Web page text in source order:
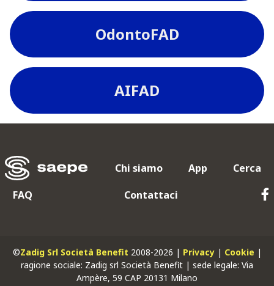
OdontoFAD
AIFAD
Chi siamo App
Cerca
FAQ
Contattaci
©Zadig Srl Società Benefit 2008-2026 | Privacy| Cookie |
ragione sociale: Zadig srl Società Benefit | sede legale: Via
Ampère, 59 CAP 20131 Milano